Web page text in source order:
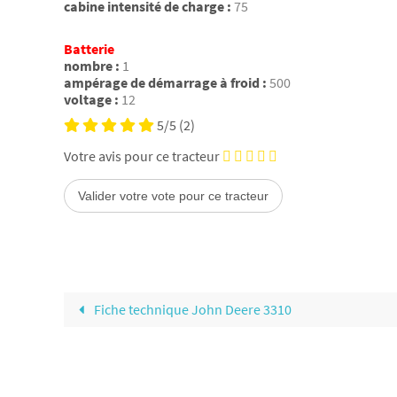
cabine intensité de charge : 75
Batterie
nombre : 1
ampérage de démarrage à froid : 500
voltage : 12
5/5 (2)
Votre avis pour ce tracteur
Fiche technique John Deere 3310